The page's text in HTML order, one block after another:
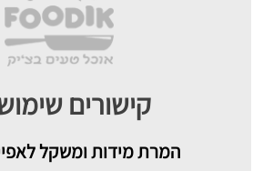
קישורים
המרת מידות ומשקל